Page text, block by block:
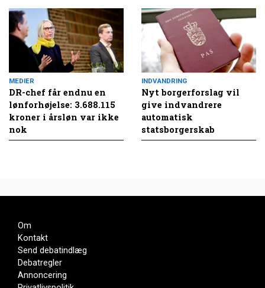
MEDIER
DR-chef får endnu en
lønforhøjelse: 3.688.115
kroner i årsløn var ikke
nok
INDVANDRING
Nyt borgerforslag vil
give indvandrere
automatisk
statsborgerskab
Om
Kontakt
Send debatindlæg
Debatregler
Annoncering